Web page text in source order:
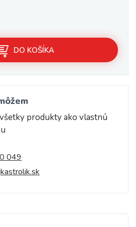
DO KOŠÍKA
produkty ako vlastnú
049